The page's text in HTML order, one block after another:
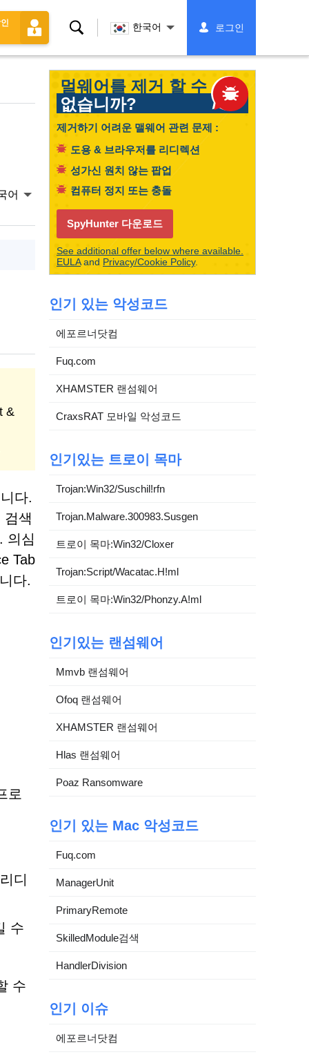
찾
한국어 로그인
어
&
다.
색
의심
Tab
다.
로
디
수
수
멀웨어를 제거 할 수
없습니까?
제거하기 어려운 맬웨어 관련 문제 :
도용 & 브라우저를 리디렉션
성가신 원치 않는 팝업
컴퓨터 정지 또는 충돌
SpyHunter 다운로드
See additional offer below where available.
EULAand Privacy/Cookie Policy.
인기 있는 악성코드
에포르너닷컴
Fuq.com
XHAMSTER 랜섬웨어
CraxsRAT 모바일 악성코드
인기있는 트로이 목마
Trojan:Win32/Suschil!rfn
Trojan.Malware.300983.Susgen
트로이 목마:Win32/Cloxer
Trojan:Script/Wacatac.H!ml
트로이 목마:Win32/Phonzy.A!ml
인기있는 랜섬웨어
Mmvb 랜섬웨어
Ofoq 랜섬웨어
XHAMSTER 랜섬웨어
Hlas 랜섬웨어
Poaz Ransomware
인기 있는 Mac 악성코드
Fuq.com
ManagerUnit
PrimaryRemote
SkilledModule검색
HandlerDivision
인기 이슈
에포르너닷컴